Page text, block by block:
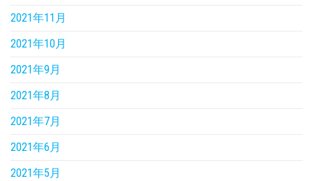
2021年11月
2021年10月
2021年9月
2021年8月
2021年7月
2021年6月
2021年5月